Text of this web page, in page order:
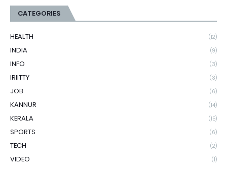
CATEGORIES
HEALTH (12)
INDIA (9)
INFO (3)
IRIITTY (3)
JOB (6)
KANNUR (14)
KERALA (15)
SPORTS (6)
TECH (2)
VIDEO (1)